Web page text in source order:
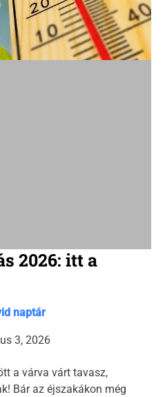
2026: itt a
naptár
3, 2026
a várva várt tavasz,
Bár az éjszakákon még